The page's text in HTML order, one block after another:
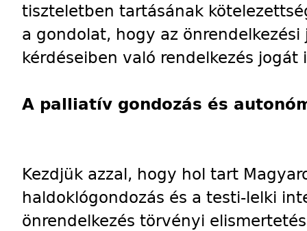
tiszteletben tartásának
a gondolat, hogy az
kérdéseiben való rendelkezés jogát
A palliatív gondozás és
Kezdjük azzal, hogy hol tart
haldoklógondozás és a testi-lelki
önrendelkezés törvényi